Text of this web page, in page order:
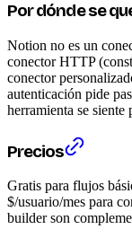
Por dónde se
Notion no es un
conector HTTP
conector
autenticación pide
herramienta se siente
Precios
Gratis para flujos
$/usuario/mes para
builder son